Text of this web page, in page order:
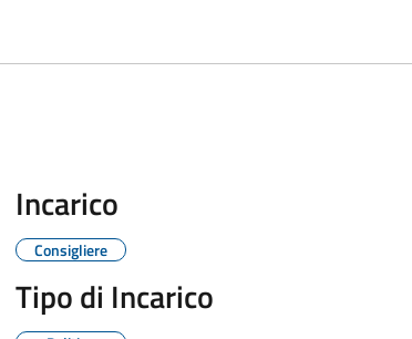
Incarico
Consigliere
Tipo di Incarico